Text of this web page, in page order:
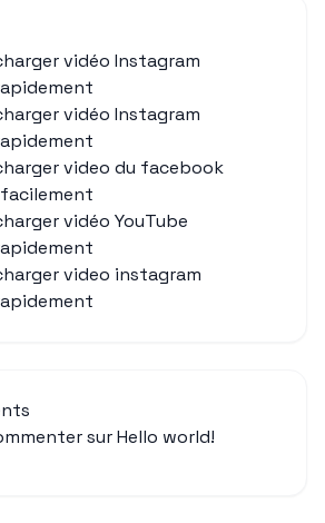
vidéo Instagram
vidéo Instagram
video du facebook
vidéo YouTube
video instagram
surHello world!